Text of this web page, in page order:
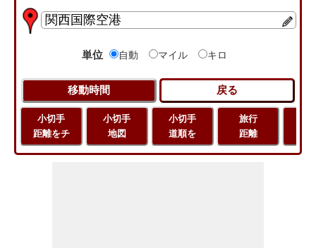
単位 自動 マイル キロ
小切手
距離をチ
小切手
地図
小切手
道順を
旅行
距離